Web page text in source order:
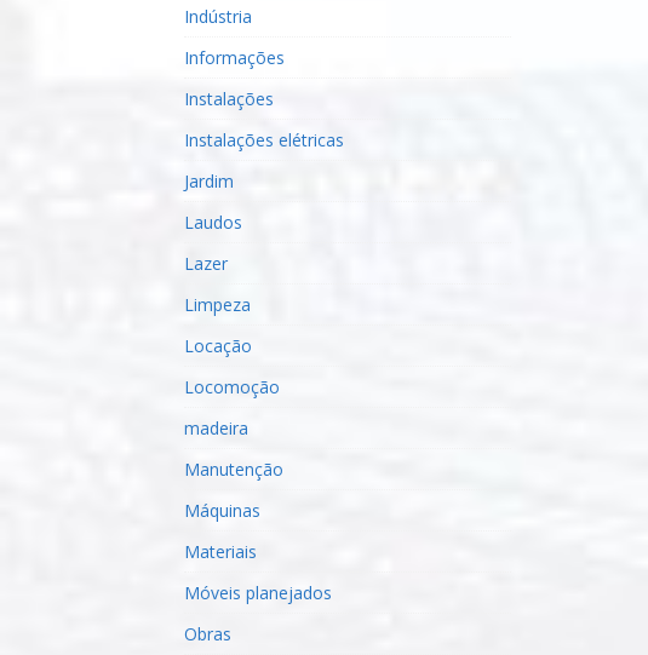
Indústria
Informações
Instalações
Instalações elétricas
Jardim
Laudos
Lazer
Limpeza
Locação
Locomoção
madeira
Manutenção
Máquinas
Materiais
Móveis planejados
Obras